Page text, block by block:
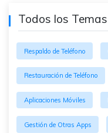
Todos los Temas
Respaldo de Teléfono
Restauración de Teléfono
Aplicaciones Móviles
Gestión de Otras Apps